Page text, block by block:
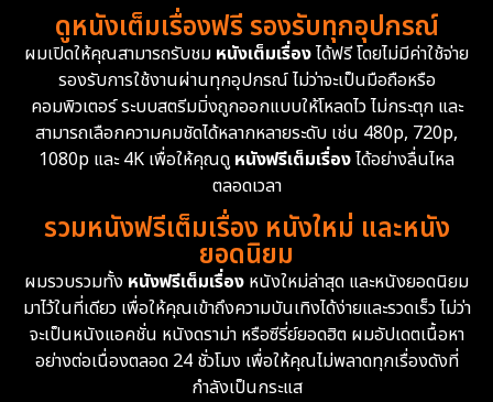
Dystopian 16
Emotional 61
Epic มหากาพย์ 225
Family ครอบครัว 372
Fantasy จินตนาการ 339
Fiction 9
ดูหนังเต็มเรื่องฟรี รองรับทุกอุปกรณ์
ผมเปิดให้คุณสามารถรับชม หนังเต็มเรื่องได้ฟรี โดยไม่มีค่าใช้จ่าย
รองรับการใช้งานผ่านทุกอุปกรณ์ ไม่ว่าจะเป็นมือถือหรือ
คอมพิวเตอร์ ระบบสตรีมมิ่งถูกออกแบบให้โหลดไว ไม่กระตุก และ
สามารถเลือกความคมชัดได้หลากหลายระดับ เช่น 480p, 720p,
1080p และ 4K เพื่อให้คุณดูหนังฟรีเต็มเรื่องได้อย่างลื่นไหล
ตลอดเวลา
รวมหนังฟรีเต็มเรื่อง หนังใหม่ และหนัง
ยอดนิยม
ผมรวบรวมทั้ง หนังฟรีเต็มเรื่อง หนังใหม่ล่าสุด และหนังยอดนิยม
มาไว้ในที่เดียว เพื่อให้คุณเข้าถึงความบันเทิงได้ง่ายและรวดเร็ว ไม่ว่า
จะเป็นหนังแอคชั่น หนังดราม่า หรือซีรี่ย์ยอดฮิต ผมอัปเดตเนื้อหา
อย่างต่อเนื่องตลอด 24 ชั่วโมง เพื่อให้คุณไม่พลาดทุกเรื่องดังที่
กำลังเป็นกระแส